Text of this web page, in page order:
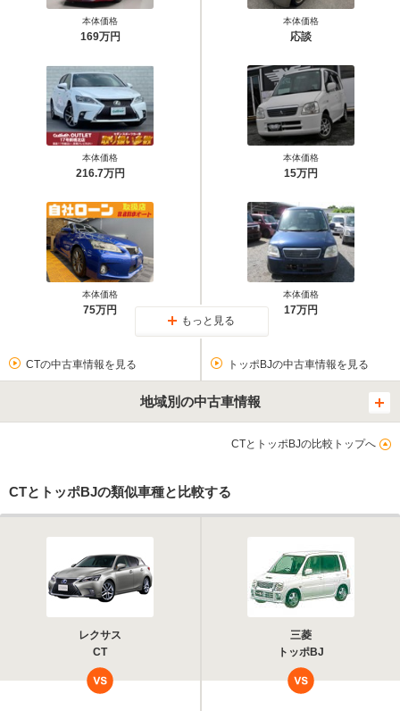
本体価格
169万円
本体価格
216.7万円
本体価格
75万円
本体価格
応談
本体価格
15万円
本体価格
17万円
もっと見る
CTの中古車情報を見る トッポBJの中古車情報を見る
地域別の中古車情報
CTとトッポBJの比較トップへ
CTとトッポBJの類似車種と比較する
レクサス
CT
三菱
トッポBJ